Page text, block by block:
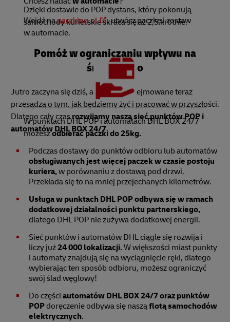
Wejdź napaczking.pl
, utwórz paczkę i zostaw
w automacie.
Dzięki dostawie do POP dystans, który pokonują
samochody kurierskie skraca się aż 2,5 krotnie.
W punktach DHL POP i automatach DHL BOX 24/7
możeszodbierać paczki do 25kg.
Pomóż w ograniczaniu wpływu na
środowisko
Jutro zaczyna się dziś, a decyzje podejmowane teraz
przesądzą o tym, jak będziemy żyć i pracować w przyszłości.
Dlatego cały czasrozwijamy naszą sieć punktów POP i
automatów DHL BOX 24/7.
Podczas dostawy do punktów odbioru lub automatów
obsługiwanych jest więcej paczek w czasie postoju
kuriera,w porównaniu z dostawą pod drzwi.
Przekłada się to na mniej przejechanych kilometrów.
Usługa w punktach DHL POP odbywa się w ramach
dodatkowej działalności punktu partnerskiego,
dlatego DHL POP nie zużywa dodatkowej energii.
Sieć punktów i automatów DHL ciągle się rozwija i
liczy już24 000 lokalizacji.W większości miast punkty
i automaty znajdują się na wyciągnięcie ręki, dlatego
wybierając ten sposób odbioru, możesz ograniczyć
swój ślad węglowy!
Do części automatów DHL BOX 24/7 oraz punktów
POP doręczenie odbywa się nasząflotą samochodów
elektrycznych.